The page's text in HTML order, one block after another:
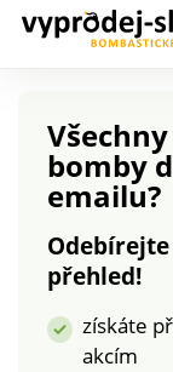
bomby
emailu?
přehled!
získáte
akcím